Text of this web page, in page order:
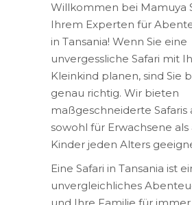
Willkommen bei Mamuya
Ihrem Experten für
in Tansania! Wenn Sie eine
unvergessliche Safari mit
Kleinkind planen, sind Sie
genau richtig. Wir bieten
maßgeschneiderte Safaris
sowohl für Erwachsene
Kinder jeden Alters
Eine Safari in Tansania ist
unvergleichliches